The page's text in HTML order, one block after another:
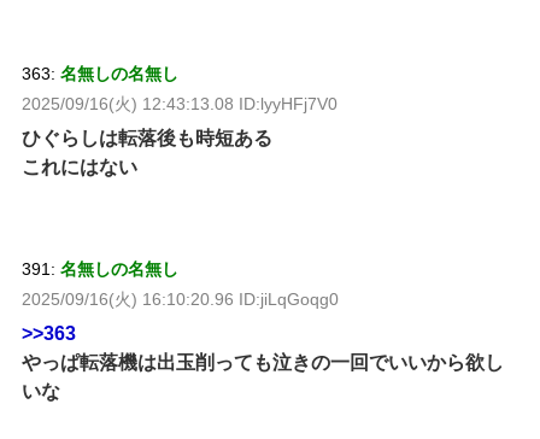
363: 名無しの名無し
2025/09/16(火) 12:43:13.08 ID:lyyHFj7V0
ひぐらしは転落後も時短ある
これにはない
391: 名無しの名無し
2025/09/16(火) 16:10:20.96 ID:jiLqGoqg0
>>363
やっぱ転落機は出玉削っても泣きの一回でいいから欲し
いな